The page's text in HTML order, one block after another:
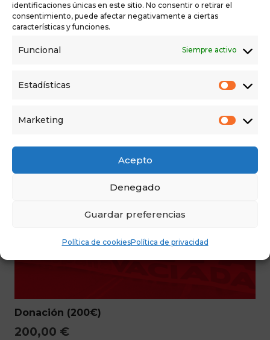
identificaciones únicas en este sitio. No consentir o retirar el
consentimiento, puede afectar negativamente a ciertas
características y funciones.
Funcional Siempre activo
Estadísticas
Marketing
Acepto
Denegado
Guardar preferencias
Política de cookiesPolítica de privacidad
Add to cart
Donación (200€)
200,00 €